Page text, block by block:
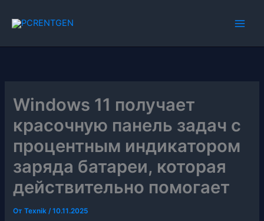
Windows 11 получает
красочную панель задач с
процентным индикатором
заряда батареи, которая
действительно помогает
ОтTexnik/10.11.2025